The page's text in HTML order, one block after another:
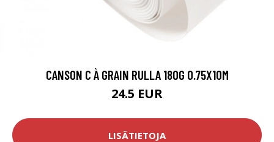
CANSON C À GRAIN RULLA 180G 0.75X10M
24.5 EUR
LISÄTIETOJA